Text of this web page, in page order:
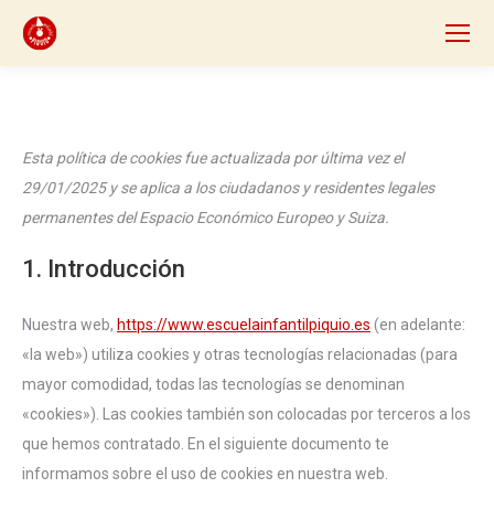
Esta política de cookies fue actualizada por última vez el
29/01/2025 y se aplica a los ciudadanos y residentes legales
permanentes del Espacio Económico Europeo y Suiza.
1. Introducción
Nuestra web, https://www.escuelainfantilpiquio.es (en adelante:
«la web») utiliza cookies y otras tecnologías relacionadas (para
mayor comodidad, todas las tecnologías se denominan
«cookies»). Las cookies también son colocadas por terceros a los
que hemos contratado. En el siguiente documento te
informamos sobre el uso de cookies en nuestra web.